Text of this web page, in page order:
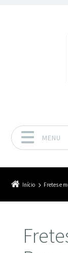
MENU
Início Fretes e